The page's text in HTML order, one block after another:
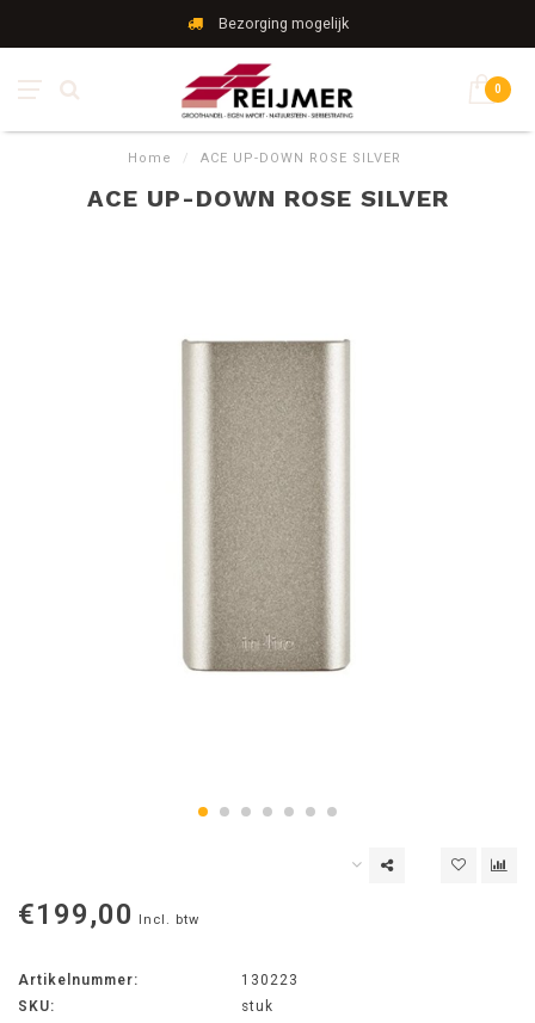
Bezorging mogelijk
0
Home / ACE UP-DOWN ROSE SILVER
ACE UP-DOWN ROSE SILVER
€199,00 Incl. btw
Artikelnummer:
130223
SKU:
stuk